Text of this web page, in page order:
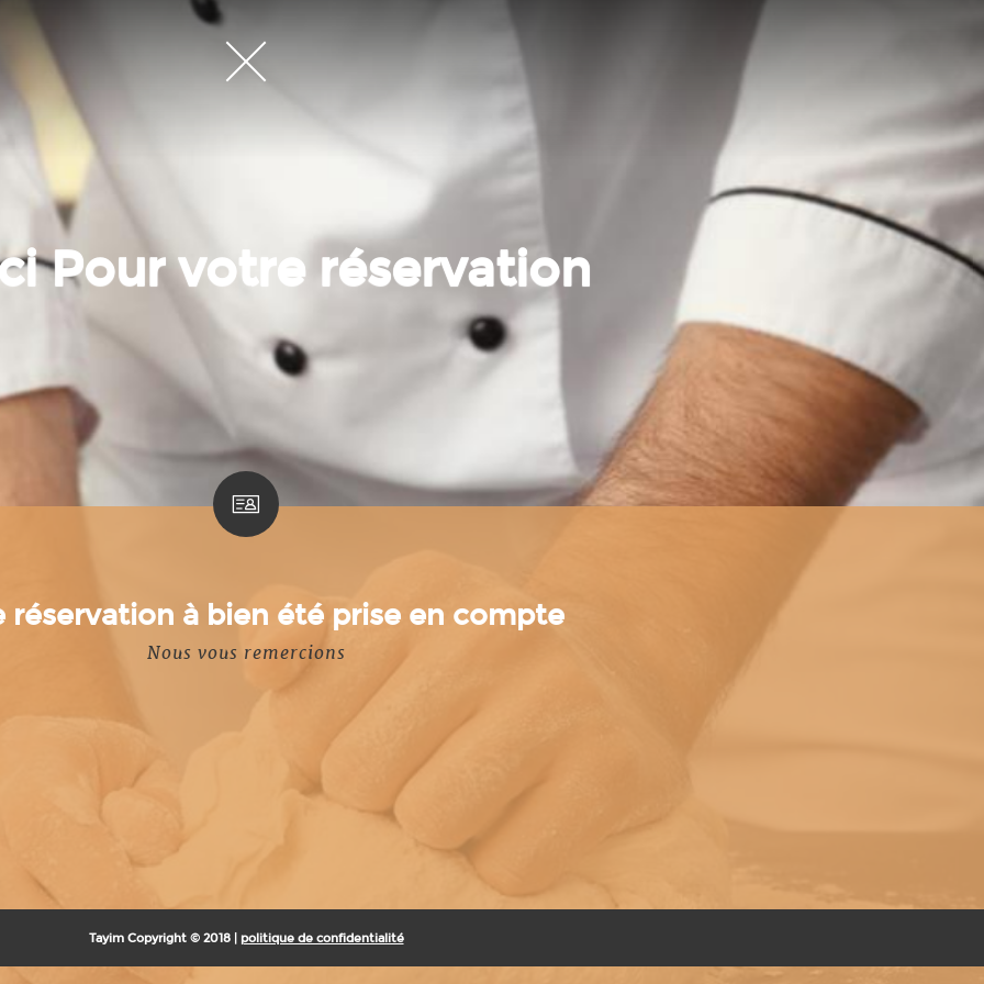
Pour votre réservation
réservation à bien été prise en compte
Nous vous remercions
Tayim Copyright © 2018 | politique de confidentialité